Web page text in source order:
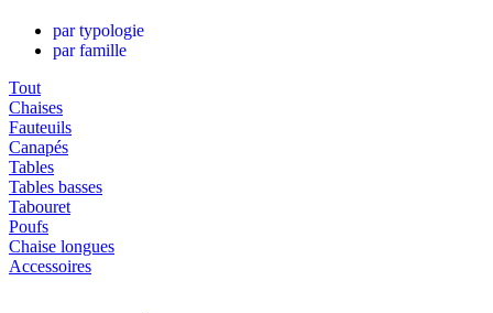
par typologie
par famille
Tout
Chaises
Fauteuils
Canapés
Tables
Tables basses
Tabouret
Poufs
Chaise longues
Accessoires